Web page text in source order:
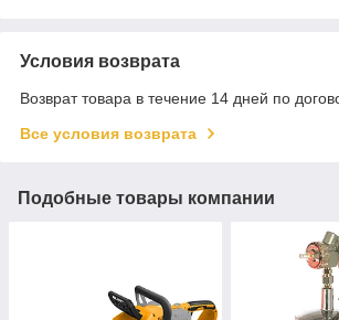
Условия возврата
Возврат товара в течение 14 дней по
Все условия возврата
Подобные товары компании